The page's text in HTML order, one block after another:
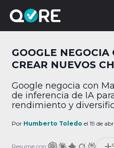
GOOGLE
CREAR NUEVOS
Google negocia con
de inferencia de IA
rendimiento y
Por Humberto Toledo el 19 de
Resume con: